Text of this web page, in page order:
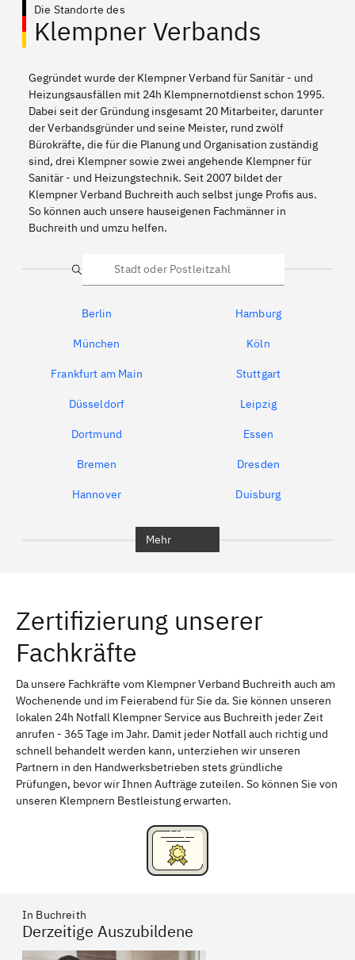
Die Standorte des
Klempner Verbands
Gegründet wurde der Klempner Verband für Sanitär - und
Heizungsausfällen mit 24h Klempnernotdienst schon 1995.
Dabei seit der Gründung insgesamt 20 Mitarbeiter, darunter
der Verbandsgründer und seine Meister, rund zwölf
Bürokräfte, die für die Planung und Organisation zuständig
sind, drei Klempner sowie zwei angehende Klempner für
Sanitär - und Heizungstechnik. Seit 2007 bildet der
Klempner Verband Buchreith auch selbst junge Profis aus.
So können auch unsere hauseigenen Fachmänner in
Buchreith und umzu helfen.
Suche
Berlin Hamburg
München Köln
Frankfurt am Main Stuttgart
Düsseldorf Leipzig
Dortmund Essen
Bremen Dresden
Hannover Duisburg
Erlangen Bamberg
Bayreuth
Schweinfurt Passau
Freising Rudelsdorf, Mittelfranken
Mehr
Zertifizierung unserer
Fachkräfte
Da unsere Fachkräfte vom Klempner Verband Buchreith auch am
Wochenende und im Feierabend für Sie da. Sie können unseren
lokalen 24h Notfall Klempner Service aus Buchreith jeder Zeit
anrufen - 365 Tage im Jahr. Damit jeder Notfall auch richtig und
schnell behandelt werden kann, unterziehen wir unseren
Partnern in den Handwerksbetrieben stets gründliche
Prüfungen, bevor wir Ihnen Aufträge zuteilen. So können Sie von
unseren Klempnern Bestleistung erwarten.
In Buchreith
Derzeitige Auszubildene